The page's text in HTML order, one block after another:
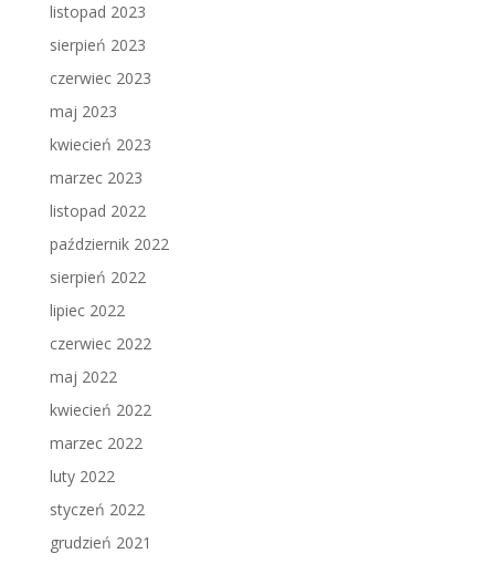
listopad 2023
sierpień 2023
czerwiec 2023
maj 2023
kwiecień 2023
marzec 2023
listopad 2022
październik 2022
sierpień 2022
lipiec 2022
czerwiec 2022
maj 2022
kwiecień 2022
marzec 2022
luty 2022
styczeń 2022
grudzień 2021